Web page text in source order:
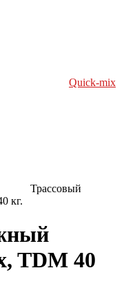
Quick-mix
Трассовый
кг.
TDM 40